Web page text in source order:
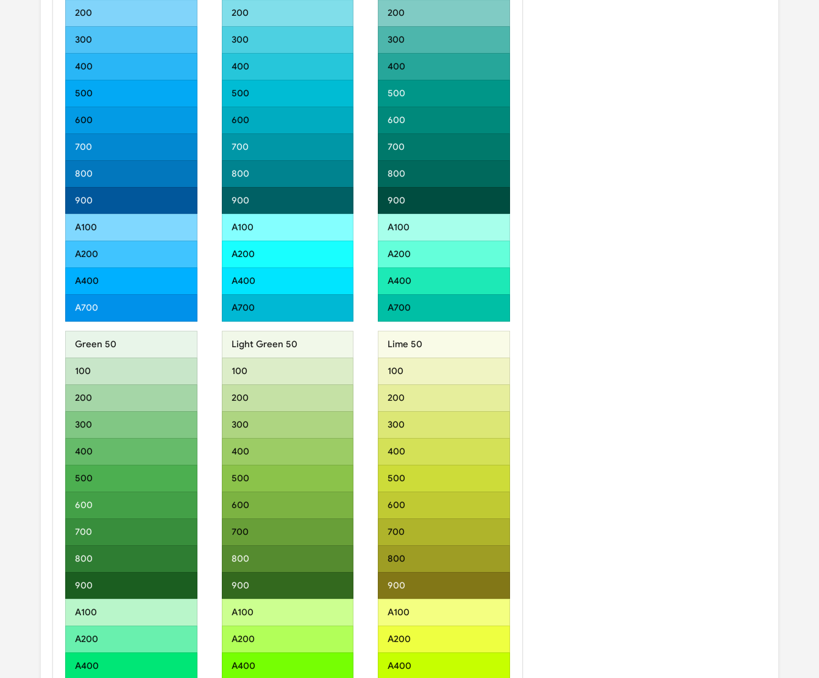
200
300
400
500
600
700
800
900
A100
A200
A400
A700
200
300
400
500
600
700
800
900
A100
A200
A400
A700
200
300
400
500
600
700
800
900
A100
A200
A400
A700
Green 50
100
200
300
400
500
600
700
800
900
A100
A200
A400
Light Green 50
100
200
300
400
500
600
700
800
900
A100
A200
A400
Lime 50
100
200
300
400
500
600
700
800
900
A100
A200
A400